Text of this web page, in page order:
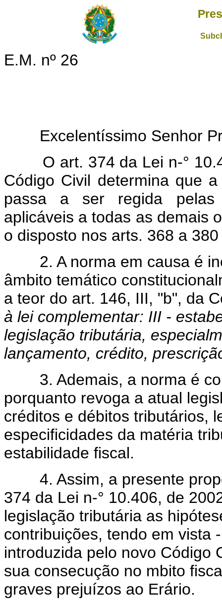
E.M. nº 26
Excelentíssimo Senhor
O art. 374 da Lei n-°
Código Civil determina que
passa a ser regida pelas
aplicáveis a todas as demais
o disposto nos arts. 368 a
2. A norma em causa é
âmbito temático
a teor do art. 146, III, "b", da
à lei complementar: III -
legislação tributária,
lançamento, crédito,
3. Ademais, a norma é
porquanto revoga a atual
créditos e débitos tributários,
especificidades da matéria
estabilidade fiscal.
4. Assim, a presente
374 da Lei n-° 10.406, de
legislação tributária as
contribuições, tendo em vista
introduzida pelo novo Código
sua consecução no mbito
graves prejuízos ao Erário.